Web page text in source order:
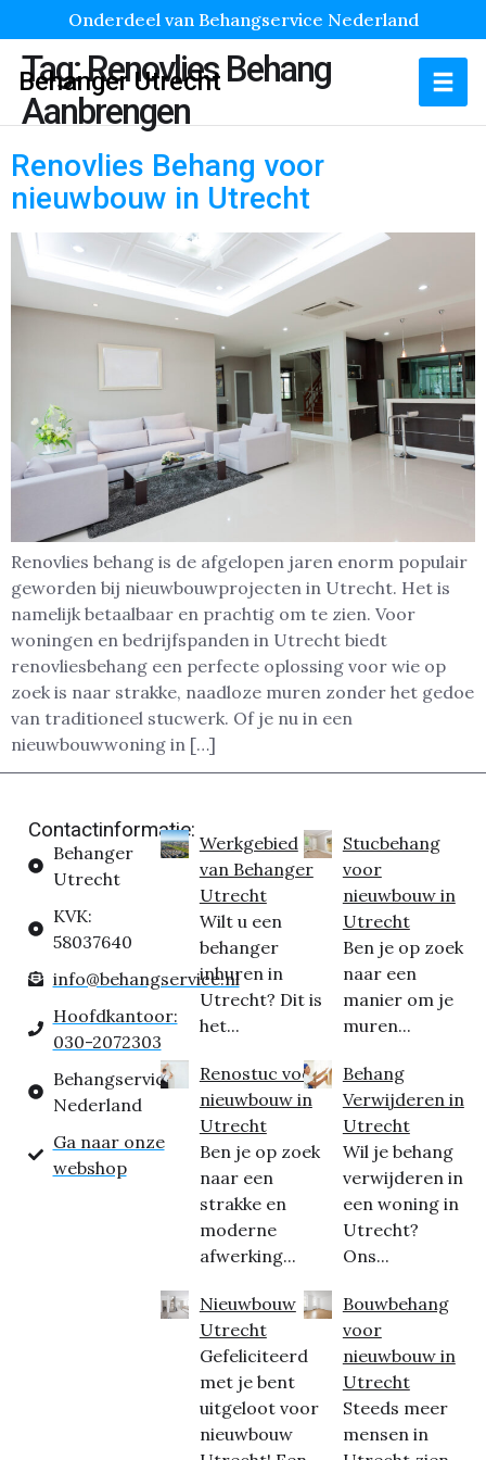
Onderdeel van Behangservice Nederland
Behanger Utrecht
Tag:Renovlies Behang
Aanbrengen
Renovlies Behang voor
nieuwbouw in Utrecht
Renovlies behang is de afgelopen jaren enorm populair
geworden bij nieuwbouwprojecten in Utrecht. Het is
namelijk betaalbaar en prachtig om te zien. Voor
woningen en bedrijfspanden in Utrecht biedt
renovliesbehang een perfecte oplossing voor wie op
zoek is naar strakke, naadloze muren zonder het gedoe
van traditioneel stucwerk. Of je nu in een
nieuwbouwwoning in […]
Contactinformatie:
Behanger
Utrecht
KVK:
58037640
info@behangservice.nl
Hoofdkantoor:
030-2072303
Behangservice
Nederland
Ga naar onze
webshop
Werkgebied
van Behanger
Utrecht
Wilt u een
behanger
inhuren in
Utrecht? Dit is
het...
Renostuc voor
nieuwbouw in
Utrecht
Ben je op zoek
naar een
strakke en
moderne
afwerking...
Nieuwbouw
Utrecht
Gefeliciteerd
met je bent
uitgeloot voor
nieuwbouw
Stucbehang
voor
nieuwbouw in
Utrecht
Ben je op zoek
naar een
manier om je
muren...
Behang
Verwijderen in
Utrecht
Wil je behang
verwijderen in
een woning in
Utrecht?
Ons...
Bouwbehang
voor
nieuwbouw in
Utrecht
Steeds meer
mensen in